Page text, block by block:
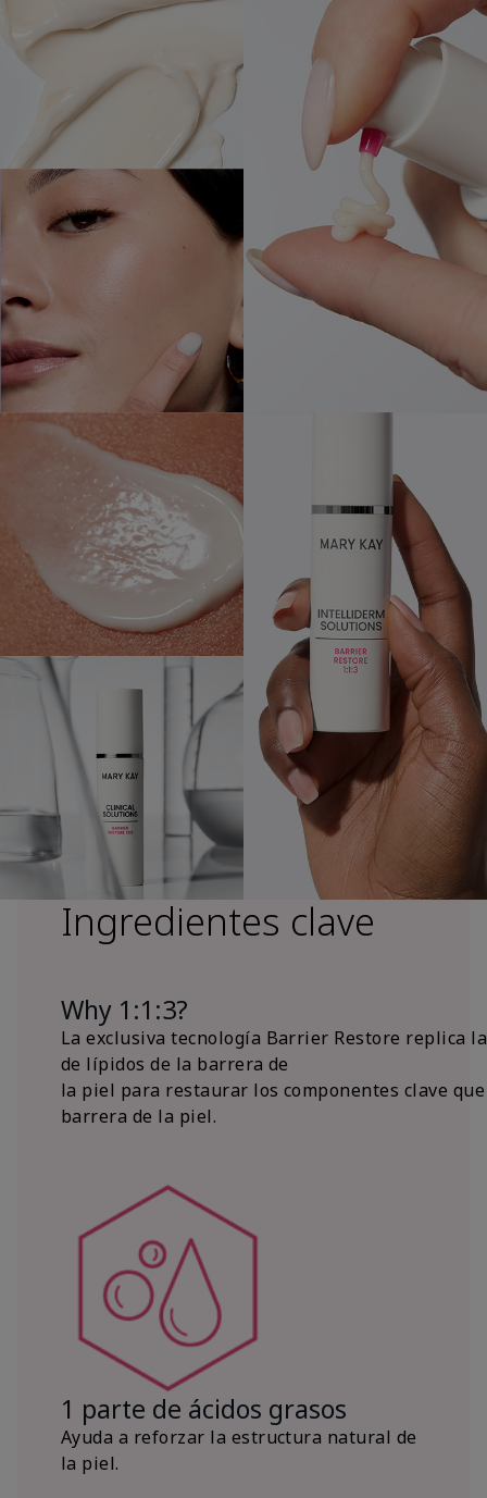
Ingredientes clave
Why 1:1:3?
La exclusiva tecnología Barrier Restore replica
de lípidos de la barrera de
la piel para restaurar los componentes clave
barrera de la piel.
1 parte de ácidos grasos
Ayuda a reforzar la estructura natural de
la piel.